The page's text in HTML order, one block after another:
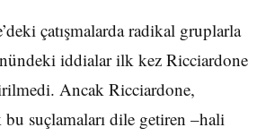
çatışmalarda radikal gruplarla
iddialar ilk kez Ricciardone
Ancak Ricciardone,
suçlamaları dile getiren –hali